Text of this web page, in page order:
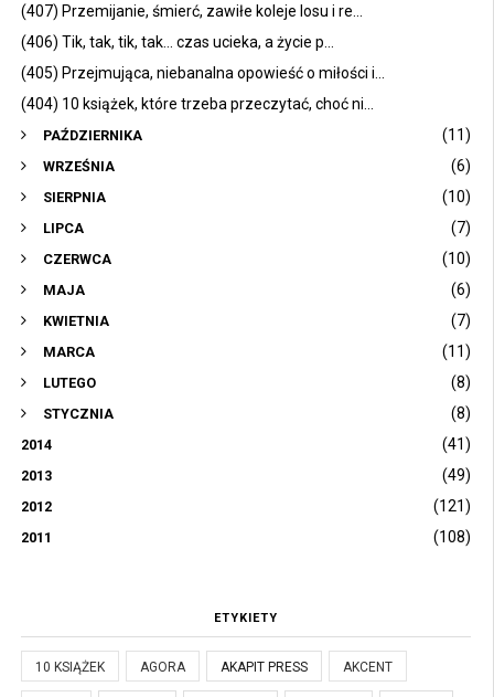
(407) Przemijanie, śmierć, zawiłe koleje losu i re...
(406) Tik, tak, tik, tak... czas ucieka, a życie p...
(405) Przejmująca, niebanalna opowieść o miłości i...
(404) 10 książek, które trzeba przeczytać, choć ni...
PAŹDZIERNIKA (11)
WRZEŚNIA (6)
SIERPNIA (10)
LIPCA (7)
CZERWCA (10)
MAJA (6)
KWIETNIA (7)
MARCA (11)
LUTEGO (8)
STYCZNIA (8)
2014 (41)
2013 (49)
2012 (121)
2011 (108)
ETYKIETY
10 KSIĄŻEK AGORA AKAPIT PRESS AKCENT